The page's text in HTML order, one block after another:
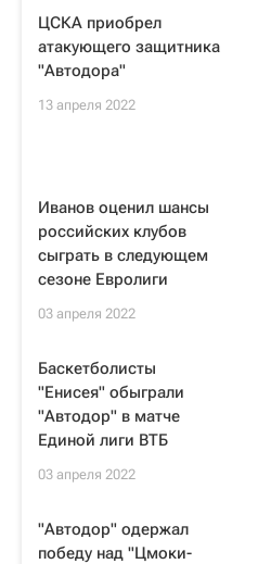
ЦСКА приобрел
атакующего защитника
"Автодора"
13 апреля 2022
Иванов оценил шансы
российских клубов
сыграть в следующем
сезоне Евролиги
03 апреля 2022
Баскетболисты
"Енисея" обыграли
"Автодор" в матче
Единой лиги ВТБ
03 апреля 2022
"Автодор" одержал
победу над "Цмоки-